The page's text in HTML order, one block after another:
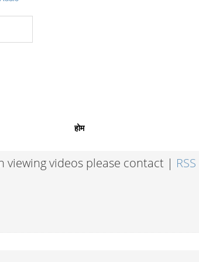
होम
viewing videos please contact | RSS